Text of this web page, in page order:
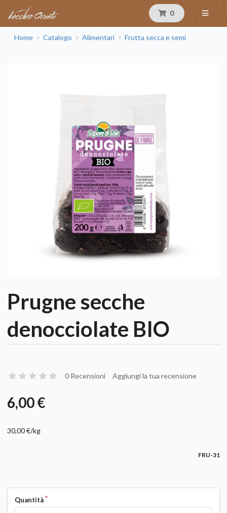
0
Home > Catalogo > Alimentari > Frutta secca e semi
Prugne secche
denocciolate BIO
0 Recensioni Aggiungi la tua recensione
6,00 €
30,00 €/kg
FRU-31
Quantità